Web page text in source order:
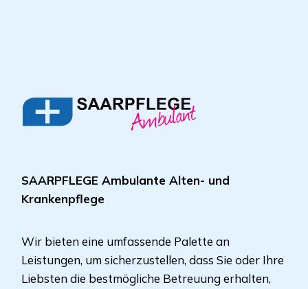
SAARPFLEGE Ambulante Alten- und
Krankenpflege
Wir bieten eine umfassende Palette an
Leistungen, um sicherzustellen, dass Sie oder Ihre
Liebsten die bestmögliche Betreuung erhalten,